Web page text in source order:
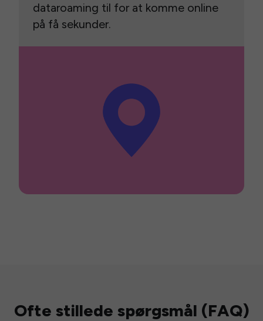
dataroaming til for at komme online
på få sekunder.
Ofte stillede spørgsmål (FAQ)